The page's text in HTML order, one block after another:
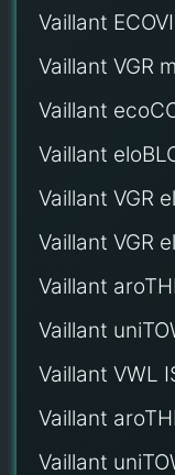
Vaillant
Vaillant VGR
Vaillant
Vaillant
Vaillant VGR
Vaillant VGR
Vaillant
Vaillant
Vaillant VWL
Vaillant
Vaillant